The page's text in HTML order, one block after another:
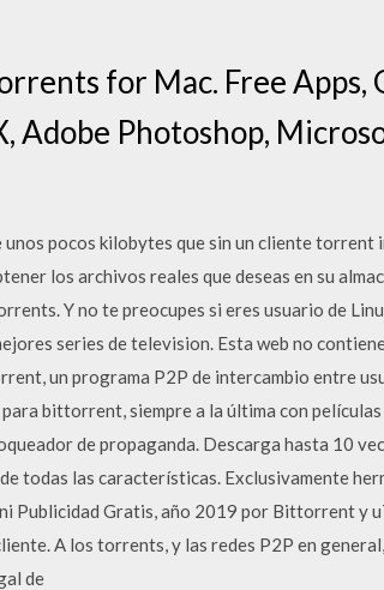
for Mac. Free Apps,
Adobe Photoshop,
pocos kilobytes que sin un cliente
los archivos reales que deseas en su
Y no te preocupes si eres usuario de
series de television. Esta web no
un programa P2P de intercambio entre
bittorrent, siempre a la última con
de propaganda. Descarga hasta 10
todas las características. Exclusivamente
Publicidad Gratis, año 2019 por Bittorrent y
A los torrents, y las redes P2P en
de